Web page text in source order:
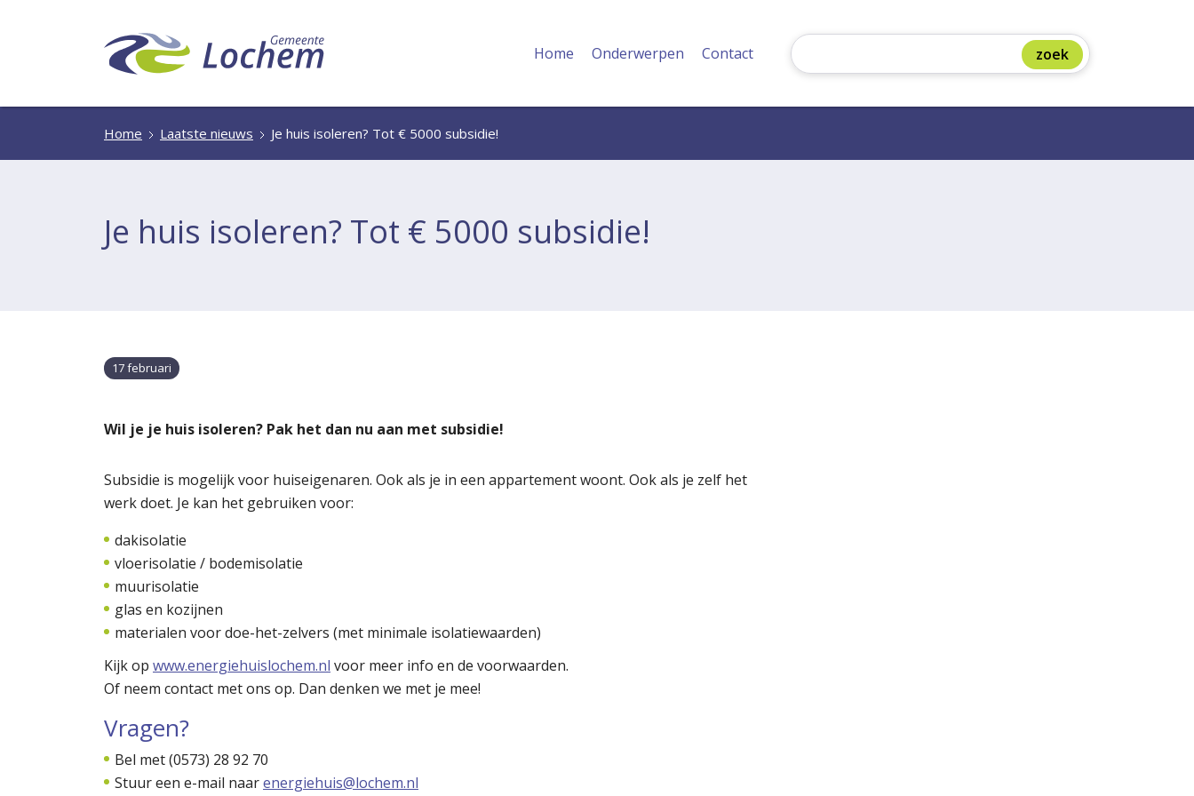
Home Onderwerpen Contact
Home Laatste nieuws Je huis isoleren? Tot € 5000 subsidie!
Je huis isoleren? Tot € 5000 subsidie!
17 februari
Wil je je huis isoleren? Pak het dan nu aan met subsidie!
Subsidie is mogelijk voor huiseigenaren. Ook als je in een appartement woont. Ook als je zelf het
werk doet. Je kan het gebruiken voor:
dakisolatie
vloerisolatie / bodemisolatie
muurisolatie
glas en kozijnen
materialen voor doe-het-zelvers (met minimale isolatiewaarden)
Kijk op www.energiehuislochem.nl voor meer info en de voorwaarden.
Of neem contact met ons op. Dan denken we met je mee!
Vragen?
Bel met (0573) 28 92 70
Stuur een e-mail naarenergiehuis@lochem.nl